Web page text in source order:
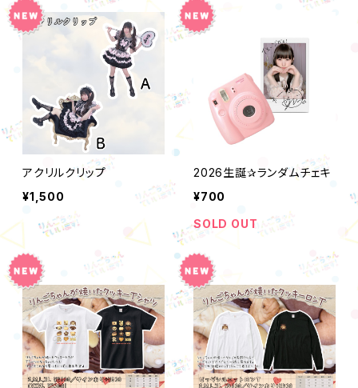
アクリルクリップ
¥1,500
2026生誕✰ランダムチェキ
¥700
SOLD OUT